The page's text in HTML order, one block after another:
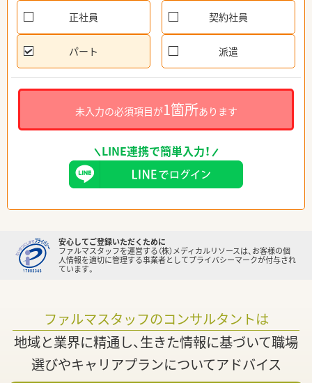
正社員 契約社員
パート 派遣
未入力の必須項目が1箇所あります
LINE連携で簡単入力！
安心してご登録いただくために
ファルマスタッフを運営する（株）メディカルリソースは、お客様の個
人情報を適切に管理する事業者としてプライバシーマークが付与され
ています。
ファルマスタッフのコンサルタントは
地域と業界に精通し、生きた情報に基づいて職場
選びやキャリアプランについてアドバイス